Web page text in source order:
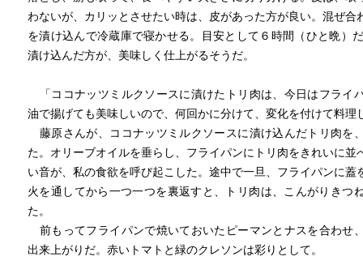
わないが、カリッとさせたい時は、皮があった方が良い。混ぜ合
を漬け込んで冷蔵庫で寝かせる。目安として６時間（ひと晩）
漬け込んだ方が、美味しく仕上がるそうだ。
「ココナッツミルクソースに漬けたトリ肉は、今日はフライ
油で揚げても美味しいので、何回かに分けて、変化を付けて料理
藤原さんが、ココナッツミルクソースに漬け込んだトリ肉を
た。オリーブオイルを垂らし、フライパンにトリ肉をきれいに並
い音が、私の食欲を呼び起こした。途中で一旦、フライパンに蓋
火を通してから一つ一つを裏返すと、トリ肉は、こんがりきつ
た。
前もってフライパンで焼いておいたピーマンとナスを合わせ
出来上がりだ。赤いトマトと緑のクレソンは彩りとして。